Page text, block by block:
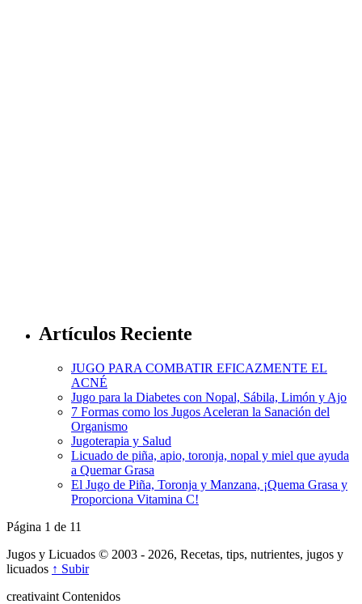
Artículos Reciente
JUGO PARA COMBATIR EFICAZMENTE EL
ACNÉ
Jugo para la Diabetes con Nopal, Sábila, Limón y Ajo
7 Formas como los Jugos Aceleran la Sanación del
Organismo
Jugoterapia y Salud
Licuado de piña, apio, toronja, nopal y miel que ayuda
a Quemar Grasa
El Jugo de Piña, Toronja y Manzana, ¡Quema Grasa y
Proporciona Vitamina C!
Página 1 de 11
Jugos y Licuados © 2003 - 2026, Recetas, tips, nutrientes, jugos y
licuados ↑ Subir
creativaint Contenidos